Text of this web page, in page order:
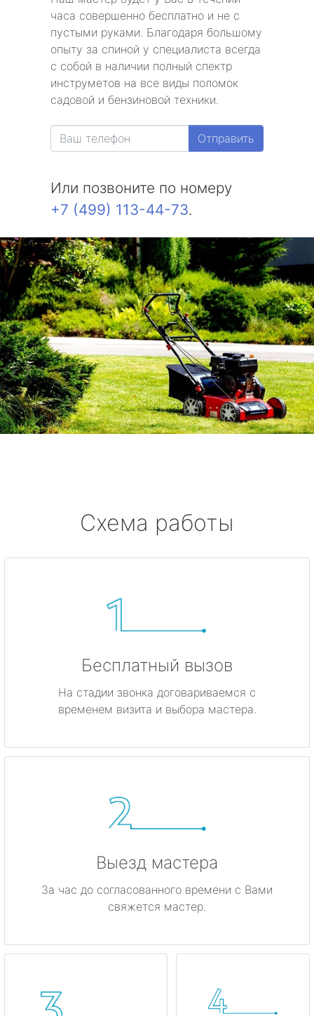
часа совершенно бесплатно и не с
пустыми руками. Благодаря большому
опыту за спиной у специалиста всегда
с собой в наличии полный спектр
инструметов на все виды поломок
садовой и бензиновой техники.
Отправить
Или позвоните по номеру
+7 (499) 113-44-73.
Схема работы
Бесплатный вызов
На стадии звонка договариваемся с
временем визита и выбора мастера.
Выезд мастера
За час до согласованного времени с Вами
свяжется мастер.